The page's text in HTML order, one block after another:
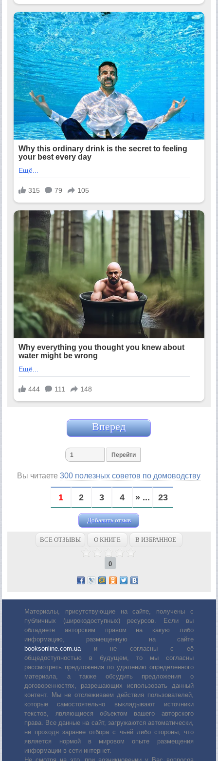
Вперед
Вы читаете300 полезных советов по домоводству
1 2 3 4 » ... 23
Добавить отзыв
ВСЕ ОТЗЫВЫ О КНИГЕ В ИЗБРАННОЕ
0
Материалы, присутствующие на сайте, получены с
публичных (широкодоступных) ресурсов. Если вы
обладаете авторским правом на какую либо
информацию, размещенную на сайте
booksonline.com.uaи не согласны с её
общедоступностью в будущем, то мы согласны
рассмотреть предложения по удалению определенного
материала, а также обсудить предложения о
договоренностях, разрешающих использовать данный
контент. Мы не отслеживаем действия пользователей,
которые самостоятельно выкладывают источники
текстов, являющиеся объектом вашего авторского
права. Все данные на сайт, загружаются автоматически,
не проходя заранее отбора с чьей либо стороны, что
является нормой в мировом опыте размещения
информации в сети интернет.